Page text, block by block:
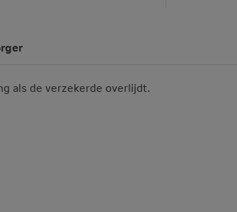
als de verzekerde overlijdt.